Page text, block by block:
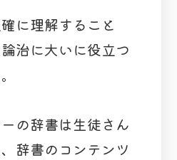
に理解すること
治に大いに役立つ
の辞書は生徒さん
辞書のコンテンツ